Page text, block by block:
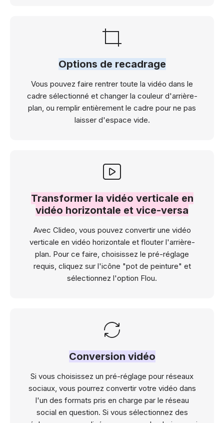
Options de recadrage
Vous pouvez faire rentrer toute la vidéo dans le
cadre sélectionné et changer la couleur d'arrière-
plan, ou remplir entièrement le cadre pour ne pas
laisser d'espace vide.
Transformer la vidéo verticale en
vidéo horizontale et vice-versa
Avec Clideo, vous pouvez convertir une vidéo
verticale en vidéo horizontale et flouter l'arrière-
plan. Pour ce faire, choisissez le pré-réglage
requis, cliquez sur l'icône "pot de peinture" et
sélectionnez l'option Flou.
Conversion vidéo
Si vous choisissez un pré-réglage pour réseaux
sociaux, vous pourrez convertir votre vidéo dans
l'un des formats pris en charge par le réseau
social en question. Si vous sélectionnez des